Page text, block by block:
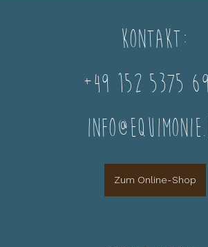
Kontakt:
+49 152 5375
Zum Online-Shop